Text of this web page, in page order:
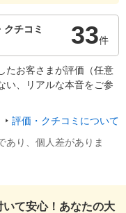
チコミ 33件
たお客さまが評価（任意
い、リアルな本音をご参
評価・クチコミについて
り、個人差がありま
いて安心！あなたの大